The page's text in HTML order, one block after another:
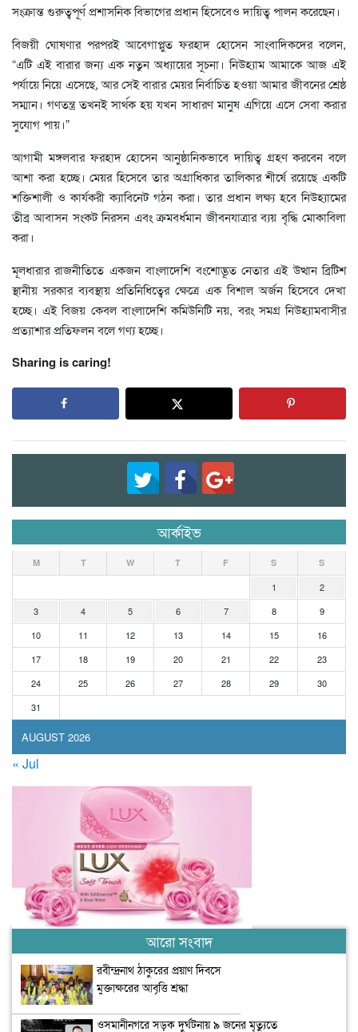
সংক্রান্ত গুরুত্বপূর্ণ প্রশাসনিক বিভাগের প্রধান হিসেবেও দায়িত্ব পালন করেছেন।
বিজয়ী ঘোষণার পরপরই আবেগাপ্লুত ফরহাদ হোসেন সাংবাদিকদের বলেন,
“এটি এই বারার জন্য এক নতুন অধ্যায়ের সূচনা। নিউহ্যাম আমাকে আজ এই
পর্যায়ে নিয়ে এসেছে, আর সেই বারার মেয়র নির্বাচিত হওয়া আমার জীবনের শ্রেষ্ঠ
সম্মান। গণতন্ত্র তখনই সার্থক হয় যখন সাধারণ মানুষ এগিয়ে এসে সেবা করার
সুযোগ পায়।”
আগামী মঙ্গলবার ফরহাদ হোসেন আনুষ্ঠানিকভাবে দায়িত্ব গ্রহণ করবেন বলে
আশা করা হচ্ছে। মেয়র হিসেবে তার অগ্রাধিকার তালিকার শীর্ষে রয়েছে একটি
শক্তিশালী ও কার্যকরী ক্যাবিনেট গঠন করা। তার প্রধান লক্ষ্য হবে নিউহ্যামের
তীব্র আবাসন সংকট নিরসন এবং ক্রমবর্ধমান জীবনযাত্রার ব্যয় বৃদ্ধি মোকাবিলা
করা।
মূলধারার রাজনীতিতে একজন বাংলাদেশি বংশোদ্ভূত নেতার এই উত্থান ব্রিটিশ
স্থানীয় সরকার ব্যবস্থায় প্রতিনিধিত্বের ক্ষেত্রে এক বিশাল অর্জন হিসেবে দেখা
হচ্ছে। এই বিজয় কেবল বাংলাদেশি কমিউনিটি নয়, বরং সমগ্র নিউহ্যামবাসীর
প্রত্যাশার প্রতিফলন বলে গণ্য হচ্ছে।
Sharing is caring!
আর্কাইভ
AUGUST 2026
M T W T F S S
1
2
3
4 5 6 7 8
9
10
11 12 13 14 15
16
17
18 19 20 21 22
23
24
25 26 27 28 29
30
31
« Jul
আরো সংবাদ
রবীন্দ্রনাথ ঠাকুরের প্রয়াণ দিবসে
মুক্তাক্ষরের আবৃত্তি শ্রদ্ধা
ওসমানীনগরে সড়ক দুর্ঘটনায় ৯ জনের মৃত্যুতে